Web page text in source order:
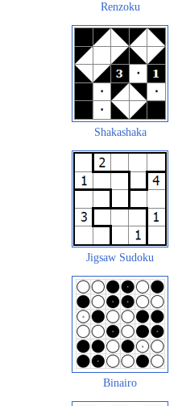
Renzoku
Shakashaka
Jigsaw Sudoku
Binairo